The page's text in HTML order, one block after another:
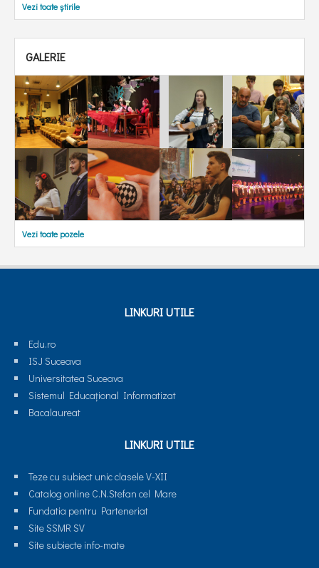
Vezi toate știrile
GALERIE
Vezi toate pozele
LINKURI UTILE
Edu.ro
ISJ Suceava
Universitatea Suceava
Sistemul Educaţional Informatizat
Bacalaureat
LINKURI UTILE
Teze cu subiect unic clasele V-XII
Catalog online C.N.Stefan cel Mare
Fundatia pentru Parteneriat
Site SSMR SV
Site subiecte info-mate